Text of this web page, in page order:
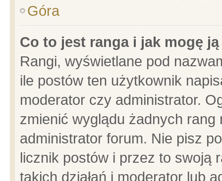
Góra
Co to jest ranga i jak mogę
Rangi, wyświetlane pod
ile postów ten użytkownik
moderator czy administrator.
zmienić wyglądu żadnych
administrator forum. Nie pisz
licznik postów i przez to swoją
takich działań i moderator lub